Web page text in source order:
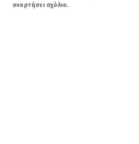
αναρτήσει σχόλιο.